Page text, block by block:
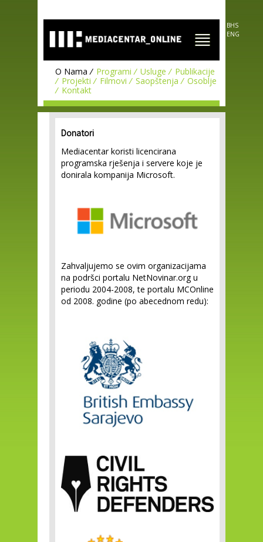
BHS
ENG
O Nama Programi Usluge
Publikacije
Projekti
Filmovi Saopštenja
Osoblje
Kontakt
Donatori
Mediacentar koristi licencirana
programska rješenja i servere koje je
donirala kompanija Microsoft.
Zahvaljujemo se ovim organizacijama
na podršci portalu NetNovinar.org u
periodu 2004-2008, te portalu MCOnline
od 2008. godine (po abecednom redu):